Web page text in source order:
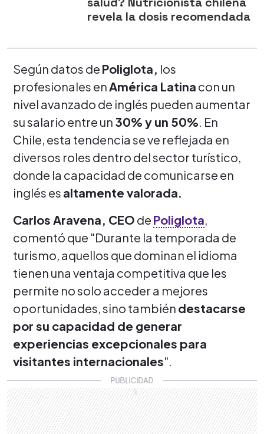
revela la dosis recomendada
Según datos de Poliglota, los
profesionales en América Latina con un
nivel avanzado de inglés pueden aumentar
su salario entre un 30% y un 50%. En
Chile, esta tendencia se ve reflejada en
diversos roles dentro del sector turístico,
donde la capacidad de comunicarse en
inglés es altamente valorada.
Carlos Aravena, CEO de Poliglota,
comentó que "Durante la temporada de
turismo, aquellos que dominan el idioma
tienen una ventaja competitiva que les
permite no solo acceder a mejores
oportunidades, sino también destacarse
por su capacidad de generar
experiencias excepcionales para
visitantes internacionales".